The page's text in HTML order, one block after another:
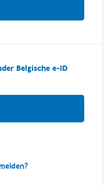
Belgische e-ID